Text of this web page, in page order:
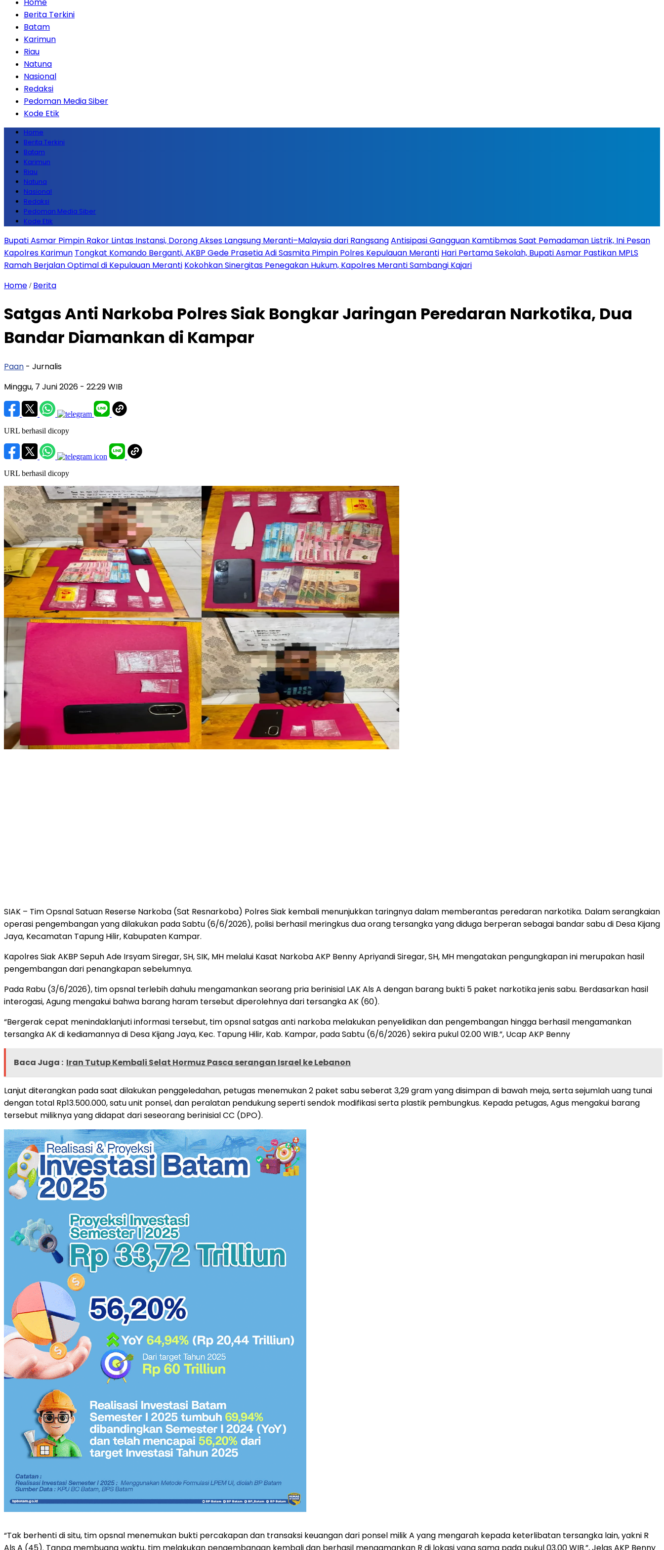
Berita Terkini
Batam
Karimun
Riau
Natuna
Nasional
Redaksi
Pedoman Media Siber
Kode Etik
Home
Berita Terkini
Batam
Karimun
Riau
Natuna
Nasional
Redaksi
Pedoman Media Siber
Kode Etik
Bupati Asmar Pimpin Rakor Lintas Instansi, Dorong Akses Langsung Meranti–Malaysia dari RangsangAntisipasi Gangguan Kamtibmas Saat Pemadaman Listrik, Ini Pesan
Kapolres Karimun Tongkat Komando Berganti, AKBP Gede Prasetia Adi Sasmita Pimpin Polres Kepulauan Meranti Hari Pertama Sekolah, Bupati Asmar Pastikan MPLS
Ramah Berjalan Optimal di Kepulauan Meranti Kokohkan Sinergitas Penegakan Hukum, Kapolres Meranti Sambangi Kajari
Home / Berita
Satgas Anti Narkoba Polres Siak Bongkar Jaringan Peredaran Narkotika, Dua
Bandar Diamankan di Kampar
Paan - Jurnalis
Minggu, 7 Juni 2026 - 22:29 WIB
URL berhasil dicopy
URL berhasil dicopy
SIAK – Tim Opsnal Satuan Reserse Narkoba (Sat Resnarkoba) Polres Siak kembali menunjukkan taringnya dalam memberantas peredaran narkotika. Dalam serangkaian
operasi pengembangan yang dilakukan pada Sabtu (6/6/2026), polisi berhasil meringkus dua orang tersangka yang diduga berperan sebagai bandar sabu di Desa Kijang
Jaya, Kecamatan Tapung Hilir, Kabupaten Kampar.
Kapolres Siak AKBP Sepuh Ade Irsyam Siregar, SH, SIK, MH melalui Kasat Narkoba AKP Benny Apriyandi Siregar, SH, MH mengatakan pengungkapan ini merupakan hasil
pengembangan dari penangkapan sebelumnya.
Pada Rabu (3/6/2026), tim opsnal terlebih dahulu mengamankan seorang pria berinisial LAK Als A dengan barang bukti 5 paket narkotika jenis sabu. Berdasarkan hasil
interogasi, Agung mengakui bahwa barang haram tersebut diperolehnya dari tersangka AK (60).
“Bergerak cepat menindaklanjuti informasi tersebut, tim opsnal satgas anti narkoba melakukan penyelidikan dan pengembangan hingga berhasil mengamankan
tersangka AK di kediamannya di Desa Kijang Jaya, Kec. Tapung Hilir, Kab. Kampar, pada Sabtu (6/6/2026) sekira pukul 02.00 WIB.”, Ucap AKP Benny
Baca Juga : Iran Tutup Kembali Selat Hormuz Pasca serangan Israel ke Lebanon
Lanjut diterangkan pada saat dilakukan penggeledahan, petugas menemukan 2 paket sabu seberat 3,29 gram yang disimpan di bawah meja, serta sejumlah uang tunai
dengan total Rp13.500.000, satu unit ponsel, dan peralatan pendukung seperti sendok modifikasi serta plastik pembungkus. Kepada petugas, Agus mengakui barang
tersebut miliknya yang didapat dari seseorang berinisial CC (DPO).
“Tak berhenti di situ, tim opsnal menemukan bukti percakapan dan transaksi keuangan dari ponsel milik A yang mengarah kepada keterlibatan tersangka lain, yakni R
Als A (45). Tanpa membuang waktu, tim melakukan pengembangan kembali dan berhasil mengamankan R di lokasi yang sama pada pukul 03.00 WIB.”, Jelas AKP Benny